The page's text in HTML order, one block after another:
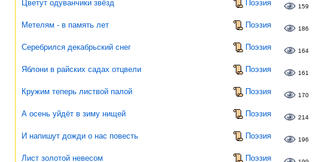
Цветут одуванчики звёзд Поэзия 159
Метелям - в память лет Поэзия 186
Серебрился декабрьский снег Поэзия 164
Яблони в райских садах отцвели Поэзия 161
Кружим теперь листвой палой Поэзия 170
А осень уйдёт в зиму нищей Поэзия 214
И напишут дожди о нас повесть Поэзия 196
Лист золотой невесом Поэзия